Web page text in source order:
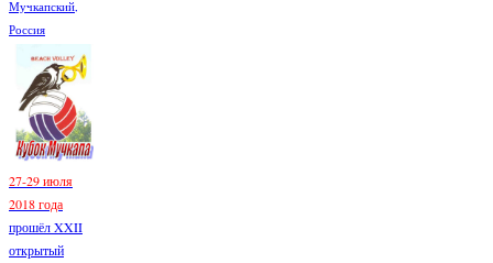
Мучкапский,
Россия
27-29 июля
2018 года
прошёл XXII
открытый